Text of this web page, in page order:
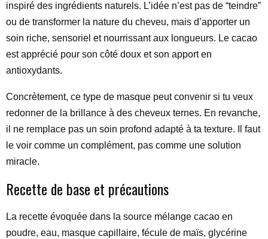
inspiré des ingrédients naturels. L’idée n’est pas de “teindre”
ou de transformer la nature du cheveu, mais d’apporter un
soin riche, sensoriel et nourrissant aux longueurs. Le cacao
est apprécié pour son côté doux et son apport en
antioxydants.
Concrètement, ce type de masque peut convenir si tu veux
redonner de la brillance à des cheveux ternes. En revanche,
il ne remplace pas un soin profond adapté à ta texture. Il faut
le voir comme un complément, pas comme une solution
miracle.
Recette de base et précautions
La recette évoquée dans la source mélange cacao en
poudre, eau, masque capillaire, fécule de maïs, glycérine